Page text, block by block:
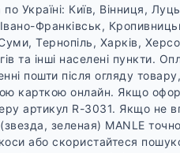
Україні: Київ, Вінниця,
Франківськ,
Тернопіль, Харків,
та інші населені пункти.
пошти після огляду товару,
карткою онлайн. Якщо
артикул R-3031. Якщо не
зеленая) MANLE точно
або скористайтеся